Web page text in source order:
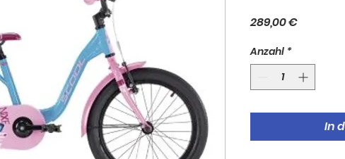
289,00 €Preis
Anzahl *
In